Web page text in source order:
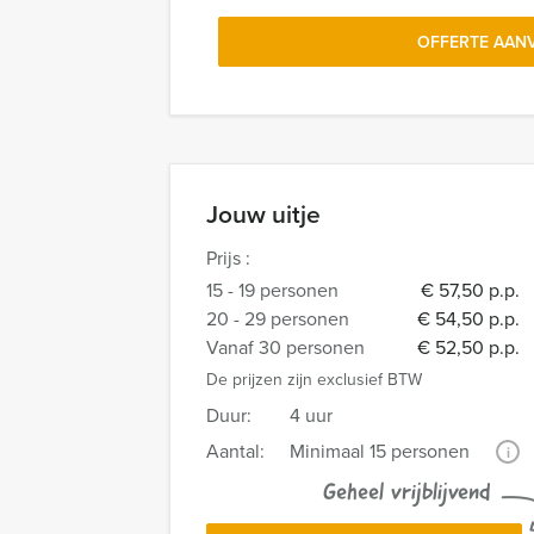
Jouw uitje
Prijs :
15 - 19 personen
€ 57,50 p.p.
20 - 29 personen
€ 54,50 p.p.
Vanaf 30 personen
€ 52,50 p.p.
De prijzen zijn exclusief BTW
Duur:
4 uur
Aantal:
Minimaal 15 personen i
Geheel vrijblijvend
OFFERTE